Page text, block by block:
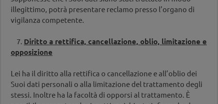
illegittimo, potrà presentare reclamo presso l’organo di
vigilanza competente.
7. Diritto a rettifica, cancellazione, oblio, limitazione e
opposizione
Lei ha il diritto alla rettifica o cancellazione e all’oblio dei
Suoi dati personali o alla limitazione del trattamento degli
stessi. Inoltre ha la facoltà di opporsi al trattamento. È